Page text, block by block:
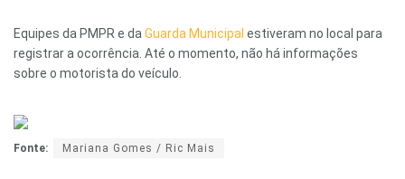
Equipes da PMPR e da Guarda Municipal estiveram no local para
registrar a ocorrência. Até o momento, não há informações
sobre o motorista do veículo.
Fonte: Mariana Gomes / Ric Mais